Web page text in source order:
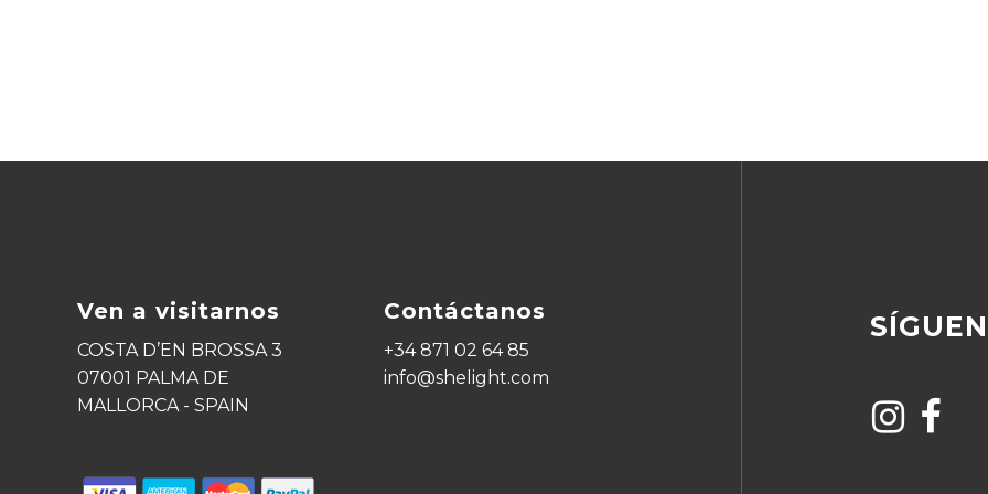
Ven a visitarnos
COSTA D’EN BROSSA 3
07001 PALMA DE
MALLORCA - SPAIN
Contáctanos
+34 871 02 64 85
info@shelight.com